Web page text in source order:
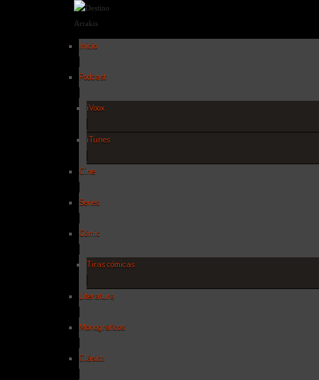
Inicio
Podcast
iVoox
iTunes
Cine
Series
Cómic
Tiras cómicas
Literatura
Monográficos
Clásico